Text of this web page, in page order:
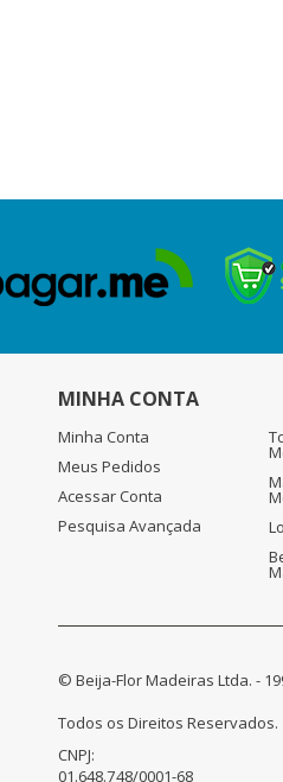
MINHA CONTA
Minha Conta
Meus Pedidos
Acessar Conta
Pesquisa Avançada
© Beija-Flor Madeiras Ltda. -
Todos os Direitos Reservados.
CNPJ:
01.648.748/0001-68